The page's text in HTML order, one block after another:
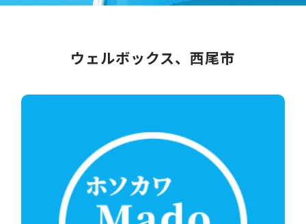
ウェルボックス、西尾市